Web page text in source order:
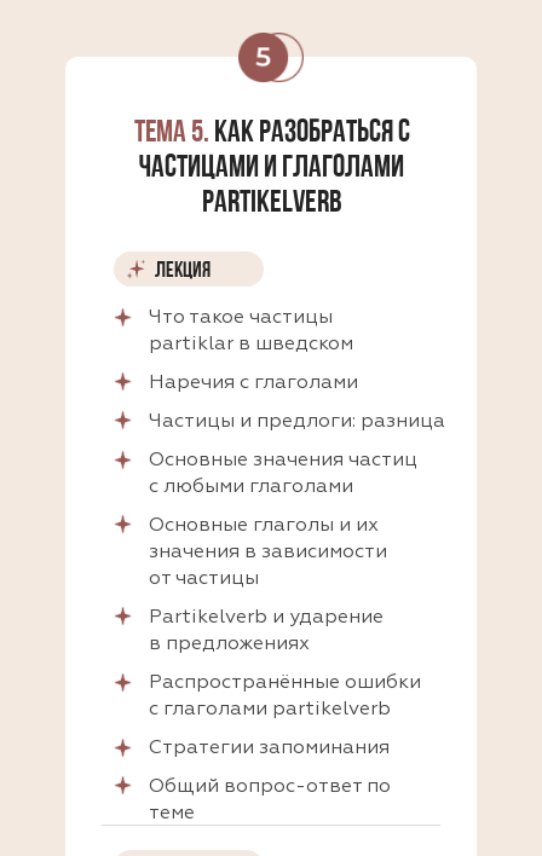
ТЕМА 5. КАК РАЗОБРАТЬСЯ С
ЧАСТИЦАМИ И ГЛАГОЛАМИ
PARTIKELVERB
ЛЕКЦИЯ
Что такое частицы
partiklar в шведском
Наречия с глаголами
Частицы и предлоги: разница
Основные значения частиц
с любыми глаголами
Основные глаголы и их
значения в зависимости
от частицы
Partikelverb и ударение
в предложениях
Распространённые ошибки
с глаголами partikelverb
Общий вопрос-ответ по
теме
Стратегии запоминания